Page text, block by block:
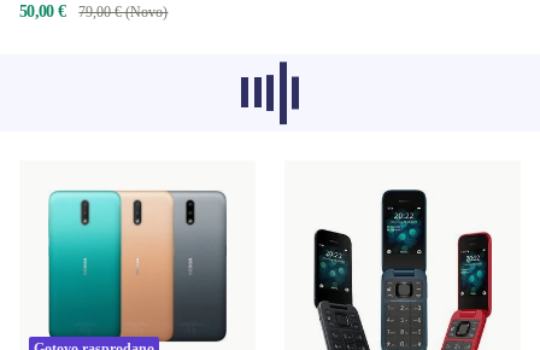
50,00 € 79,00 € (Novo)
Preporučeni proizvodi iz drugih
kategorija se trenutno ne učitavaju,